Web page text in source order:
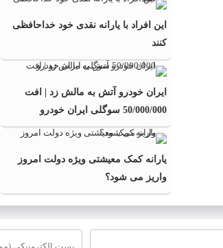
این افراد با یارانه نقدی خود خداحافظی
کنند
ایران خودرو آتش به مالش زد | افت
50/000/000 سوگلی ایران خودرو
یارانه کمک معیشتی ویژه دولت امروز
واریز می شود؟